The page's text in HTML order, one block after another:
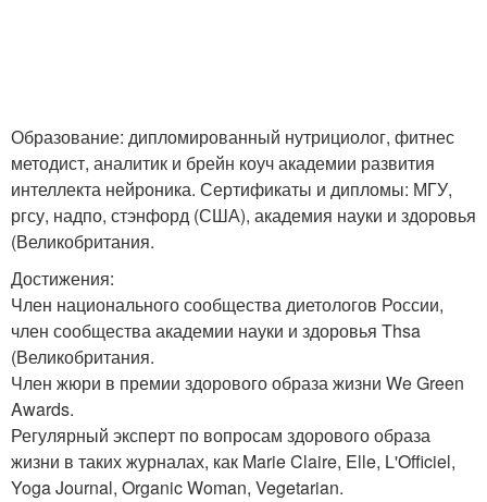
Образование: дипломированный нутрициолог, фитнес
методист, аналитик и брейн коуч академии развития
интеллекта нейроника. Сертификаты и дипломы: МГУ,
ргсу, надпо, стэнфорд (США), академия науки и здоровья
(Великобритания.
Достижения:
Член национального сообщества диетологов России,
член сообщества академии науки и здоровья Thsa
(Великобритания.
Член жюри в премии здорового образа жизни We Green
Awards.
Регулярный эксперт по вопросам здорового образа
жизни в таких журналах, как Marie Claire, Elle, L'Officiel,
Yoga Journal, Organic Woman, Vegetarian.